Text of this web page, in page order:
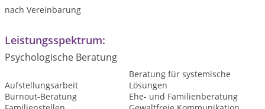
nach Vereinbarung
Leistungsspektrum:
Psychologische Beratung
Aufstellungsarbeit
Beratung für systemische
Lösungen
Burnout-Beratung
Ehe- und Familienberatung